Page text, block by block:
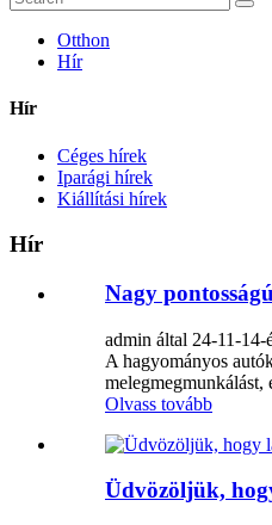
Otthon
Hír
Hír
Céges hírek
Iparági hírek
Kiállítási hírek
Hír
Nagy
admin által 24-11-14-
A hagyományos
melegmegmunkálást,
Olvass tovább
Üdvözöljük,